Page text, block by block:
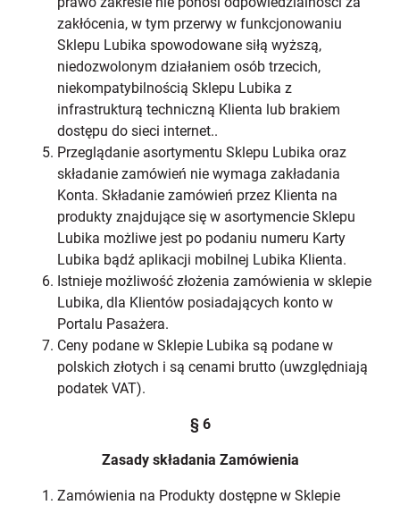
zakłócenia, w tym przerwy w funkcjonowaniu
Sklepu Lubika spowodowane siłą wyższą,
niedozwolonym działaniem osób trzecich,
niekompatybilnością Sklepu Lubika z
infrastrukturą techniczną Klienta lub brakiem
dostępu do sieci internet..
Przeglądanie asortymentu Sklepu Lubika oraz
składanie zamówień nie wymaga zakładania
Konta. Składanie zamówień przez Klienta na
produkty znajdujące się w asortymencie Sklepu
Lubika możliwe jest po podaniu numeru Karty
Lubika bądź aplikacji mobilnej Lubika Klienta.
Istnieje możliwość złożenia zamówienia w sklepie
Lubika, dla Klientów posiadających konto w
Portalu Pasażera.
Ceny podane w Sklepie Lubika są podane w
polskich złotych i są cenami brutto (uwzględniają
podatek VAT).
§ 6
Zasady składania Zamówienia
Zamówienia na Produkty dostępne w Sklepie